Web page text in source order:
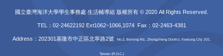
國立臺灣海洋大學學生事務處 生活輔導組 版權所有 © 2020 All Rights Reserved.
TEL：02-24622192 Ext1062~1066,1074 Fax ：02-2463-4381
Address：202301基隆市中正區北寧路2號 No.2, Beining Rd., Zhongzheng District, Keelung City 202,
Taiwan (R.O.C.)